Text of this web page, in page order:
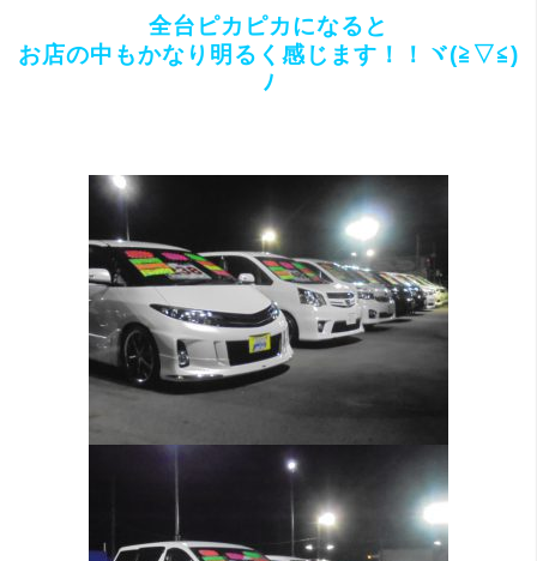
全台ピカピカになると
お店の中もかなり明るく感じます！！ヾ(≧▽≦)
ﾉ